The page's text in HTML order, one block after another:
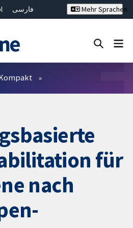
فارسی
中文
Mehr Sprachen
für
nach